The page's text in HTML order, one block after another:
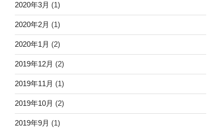
2020年3月 (1)
2020年2月 (1)
2020年1月 (2)
2019年12月 (2)
2019年11月 (1)
2019年10月 (2)
2019年9月 (1)